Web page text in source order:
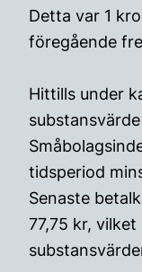
Detta var 1
föregående
Hittills under
tidsperiod
Senaste
77,75 kr,